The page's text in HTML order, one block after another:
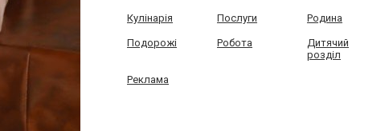
Кулінарія Послуги Родина
Подорожі Робота
Дитячий
розділ
Реклама